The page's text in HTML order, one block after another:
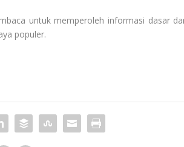
untuk memperoleh informasi dasar
populer.